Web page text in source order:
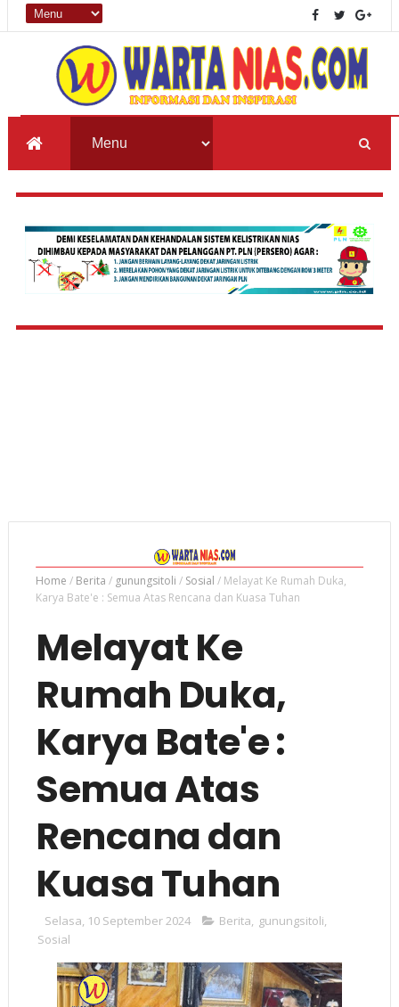
Home / Berita / gunungsitoli / Sosial / Melayat Ke Rumah Duka,
Karya Bate'e : Semua Atas Rencana dan Kuasa Tuhan
Melayat Ke
Rumah Duka,
Karya Bate'e :
Semua Atas
Rencana dan
Kuasa Tuhan
Selasa, 10 September 2024 Berita, gunungsitoli,
Sosial